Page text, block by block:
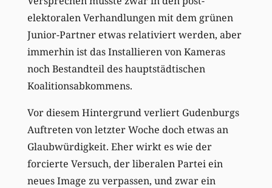
elektoralen Verhandlungen mit dem grünen
Junior-Partner etwas relativiert werden, aber
immerhin ist das Installieren von Kameras
noch Bestandteil des hauptstädtischen
Koalitionsabkommens.
Vor diesem Hintergrund verliert Gudenburgs
Auftreten von letzter Woche doch etwas an
Glaubwürdigkeit. Eher wirkt es wie der
forcierte Versuch, der liberalen Partei ein
neues Image zu verpassen, und zwar ein